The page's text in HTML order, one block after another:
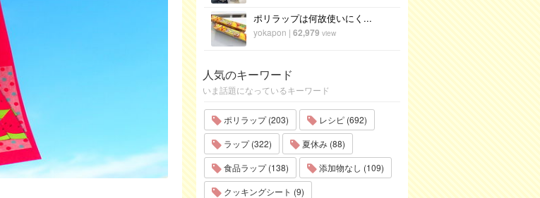
ポリラップは何故使いにく...
yokapon | 62,979 view
人気のキーワード
いま話題になっているキーワード
ポリラップ (203)
レシピ (692)
ラップ (322)
夏休み (88)
食品ラップ (138)
添加物なし (109)
クッキングシート (9)